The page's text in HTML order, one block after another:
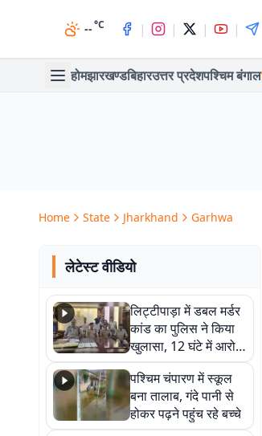
--°C | | | |
होमझारखण्डबिहारउत्तर प्रदेशपश्चिम बंगाल
Home State Jharkhand Garhwa
लेटेस्ट वीडियो
लिट्टीपाड़ा में डबल मर्डर
कांड का पुलिस ने किया
खुलासा, 12 घंटे में आरोपी
गिरफ्तार
पश्चिम चंपारण में स्कूल
बना तालाब, गंदे पानी से
होकर पढ़ने पहुंच रहे बच्चे